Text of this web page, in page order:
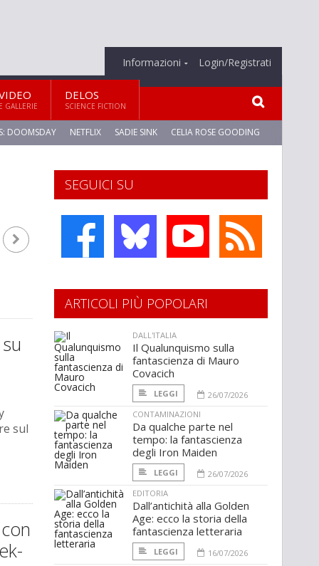
Informazioni Login/Registrati
E GALLERIE
DELOS
SCIENCE FICTION
DOOMSDAY NETFLIX SADIE SINK CELIA ROSE GOODING
sul
SEGUICI SU
ARTICOLI PIÙ POPOLARI
DALL'ITALIA
Il Qualunquismo sulla
fantascienza di Mauro
Covacich
LEGGI
26/07/2026
CONTAMINAZIONI
Da qualche parte nel
tempo: la fantascienza
degli Iron Maiden
LEGGI
26/07/2026
EDITORIA
Dall’antichità alla Golden
Age: ecco la storia della
fantascienza letteraria
LEGGI
16/07/2026